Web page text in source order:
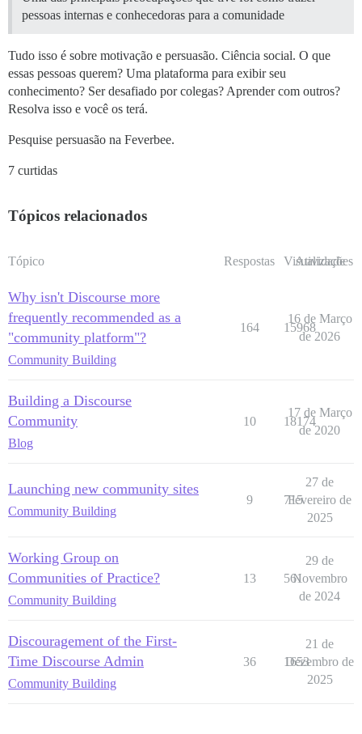
pessoas internas e conhecedoras para a comunidade
Tudo isso é sobre motivação e persuasão. Ciência social. O que
essas pessoas querem? Uma plataforma para exibir seu
conhecimento? Ser desafiado por colegas? Aprender com outros?
Resolva isso e você os terá.
Pesquise persuasão na Feverbee.
7 curtidas
Tópicos relacionados
Tópico Respostas Visualizações
Atividade
Why isn't Discourse more
frequently recommended as a
"community platform"?
Community Building
164 15968
16 de Março
de 2026
Building a Discourse
Community
Blog
10 18174
17 de Março
de 2020
Launching new community sites
Community Building
9 715
27 de
Fevereiro de
2025
Working Group on
Communities of Practice?
Community Building
13 561
29 de
Novembro
de 2024
Discouragement of the First-
Time Discourse Admin
Community Building
36 1653
21 de
Dezembro de
2025